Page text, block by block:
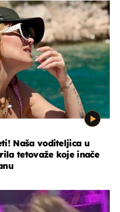
Naša voditeljica u
tetovaže koje inače